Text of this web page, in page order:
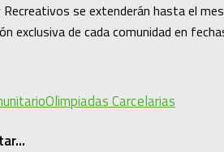
se extenderán hasta el
exclusiva de cada comunidad en
Olimpiadas Carcelarias